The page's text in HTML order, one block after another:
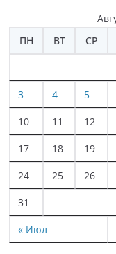
ПН
ВТ СР
« Июл
3 4 5
10 11 12
17 18 19
24 25 26
31